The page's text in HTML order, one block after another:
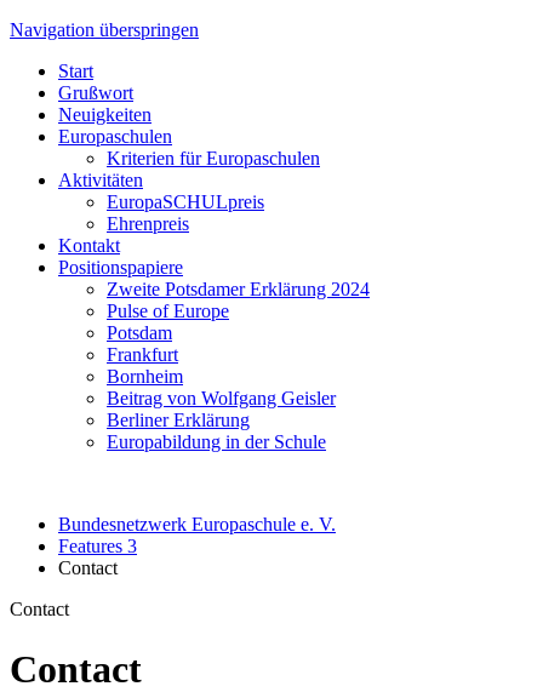
Navigation überspringen
Start
Grußwort
Neuigkeiten
Europaschulen
Kriterien für Europaschulen
Aktivitäten
EuropaSCHULpreis
Ehrenpreis
Kontakt
Positionspapiere
Zweite Potsdamer Erklärung 2024
Pulse of Europe
Potsdam
Frankfurt
Bornheim
Beitrag von Wolfgang Geisler
Berliner Erklärung
Europabildung in der Schule
Bundesnetzwerk Europaschule e. V.
Features 3
Contact
Contact
Contact